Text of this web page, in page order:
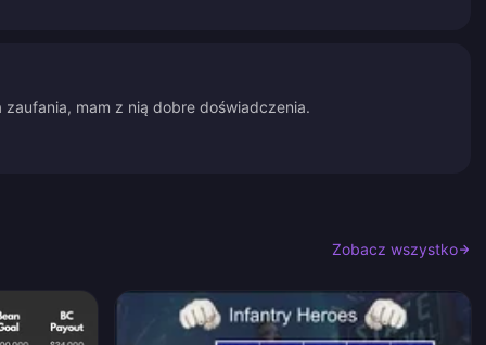
zaufania, mam z nią dobre doświadczenia.
Zobacz wszystko